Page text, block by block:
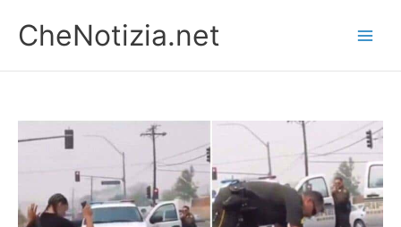
contenuto
CheNotizia.net